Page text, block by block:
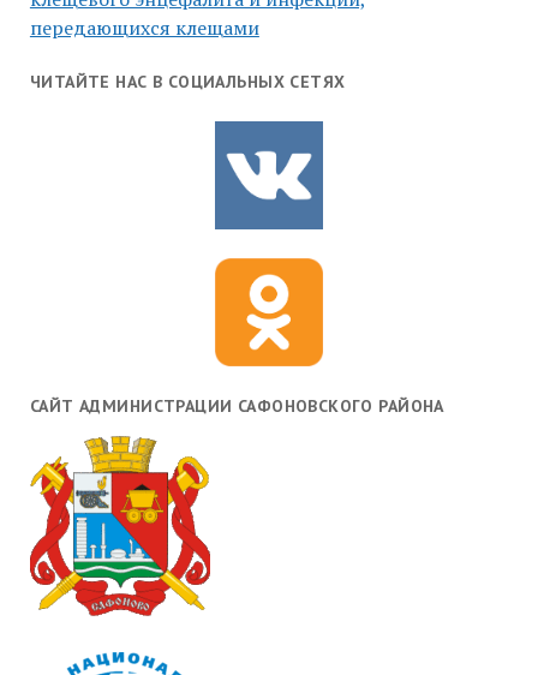
передающихся клещами
ЧИТАЙТЕ НАС В СОЦИАЛЬНЫХ СЕТЯХ
САЙТ АДМИНИСТРАЦИИ САФОНОВСКОГО РАЙОНА